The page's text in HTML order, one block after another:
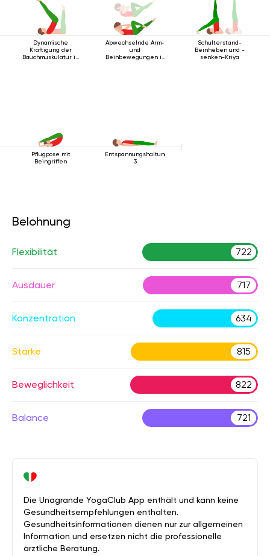
Dynamische
Kräftigung der
Bauchmuskulatur in
Abwechselnde Arm-
und
Beinbewegungen in
Schulterstand-
Beinheben und -
senken-Kriya
Pflugpose mit
Beingriffen
Entspannungshaltung
3
Belohnung
Flexibilität 722
Ausdauer 717
Konzentration 634
Stärke 815
Beweglichkeit 822
Balance 721
Die Unagrande YogaClub App enthält und kann keine
Gesundheitsempfehlungen enthalten.
Gesundheitsinformationen dienen nur zur allgemeinen
Information und ersetzen nicht die professionelle
ärztliche Beratung.